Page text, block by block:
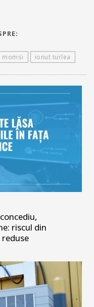
momsi ionut turlea
riscul din